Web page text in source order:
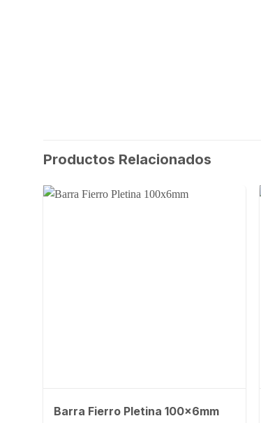
Productos Relacionados
Barra Fierro Pletina 100x6mm